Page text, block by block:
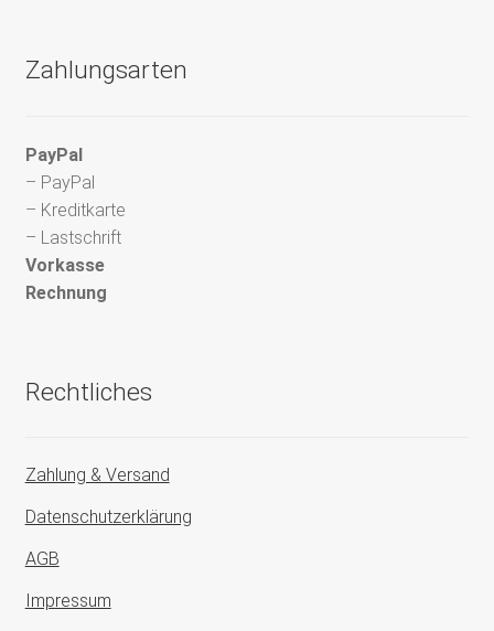
Zahlungsarten
PayPal
– PayPal
– Kreditkarte
– Lastschrift
Vorkasse
Rechnung
Rechtliches
Zahlung & Versand
Datenschutzerklärung
AGB
Impressum